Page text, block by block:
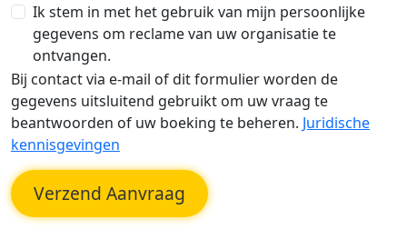
Ik stem in met het gebruik van mijn persoonlijke
gegevens om reclame van uw organisatie te
ontvangen.
Bij contact via e-mail of dit formulier worden de
gegevens uitsluitend gebruikt om uw vraag te
beantwoorden of uw boeking te beheren. Juridische
kennisgevingen
Verzend Aanvraag